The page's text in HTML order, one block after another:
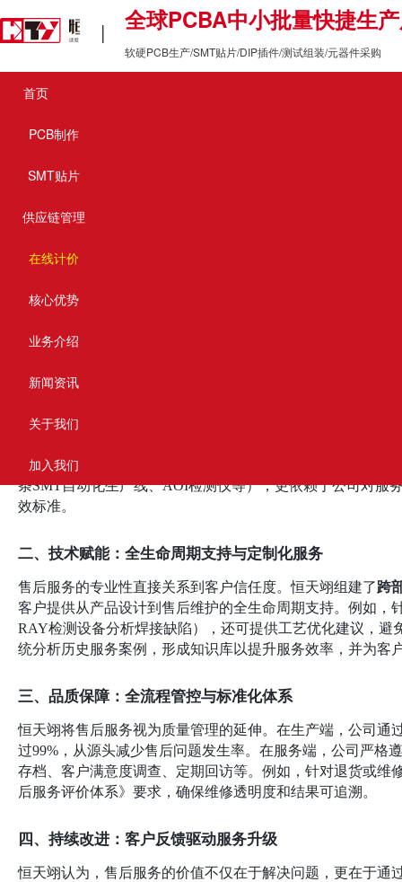
让中小批量
| 全球PCBA中小批量快捷生
软硬PCB生产/SMT贴片/DIP插件/测试组装/元器件采购
首页
PCB制作
SMT贴片
供应链管理
在线计价
核心优势
业务介绍
新闻资讯
关于我们
加入我们
您的位置:
SMT加工厂售后有多重要？
天翊电子有限公司深耕PCB和PCBA制造服务近20年，始
杆形象。
一、高效响应：
恒天翊在制造行业的时效性需求，尤其在中小批量订单中，
通过智能仓储物流系统快速调配资源，确保客户生产不受
条SMT自动化生产线、AOI检测仪等），更依赖于公司对
效标准。
二、技术赋能：全生命周期支持与定制化服务
售后服务的专业性直接关系到客户信任度。恒天翊组建了跨
客户提供从产品设计到售后维护的全生命周期支持。例如，
RAY检测设备分析焊接缺陷），还可提供工艺优化建议，
统分析历史服务案例，形成知识库以提升服务效率，并为客
三、品质保障：全流程管控与标准化体系
恒天翊将售后服务视为质量管理的延伸。在生产端，公司通
过99%，从源头减少售后问题发生率。在服务端，公司严格
存档、客户满意度调查、定期回访等。例如，针对退货或维
后服务评价体系》要求，确保维修透明度和结果可追溯。
四、持续改进：客户反馈驱动服务升级
恒天翊认为，售后服务的价值不仅在于解决问题，更在于通